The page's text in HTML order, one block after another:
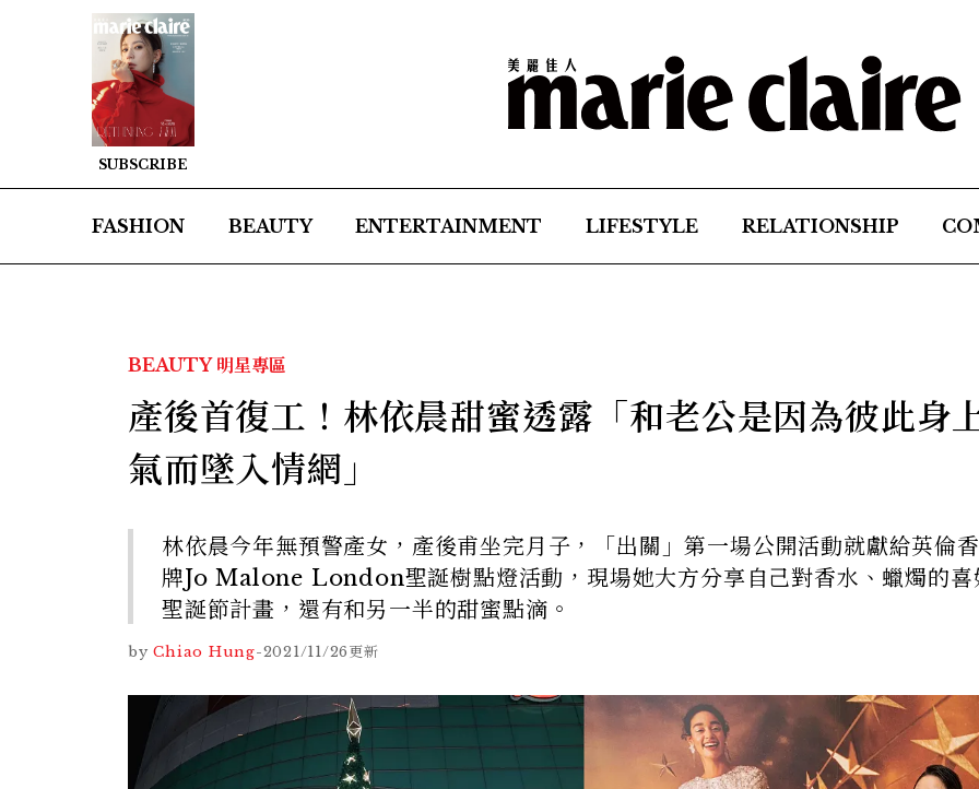
SUBSCRIBE
FASHION BEAUTY ENTERTAINMENT LIFESTYLE RELATIONSHIP
BEAUTY 明星專區
產後首復工！林依晨甜蜜透露「和老公是因為彼此身
氣而墜入情網」
林依晨今年無預警產女，產後甫坐完月子，「出關」第一場公開活動就獻給英倫
牌Jo Malone London聖誕樹點燈活動，現場她大方分享自己對香水、蠟燭的喜
聖誕節計畫，還有和另一半的甜蜜點滴。
by Chiao Hung-2021/11/26更新